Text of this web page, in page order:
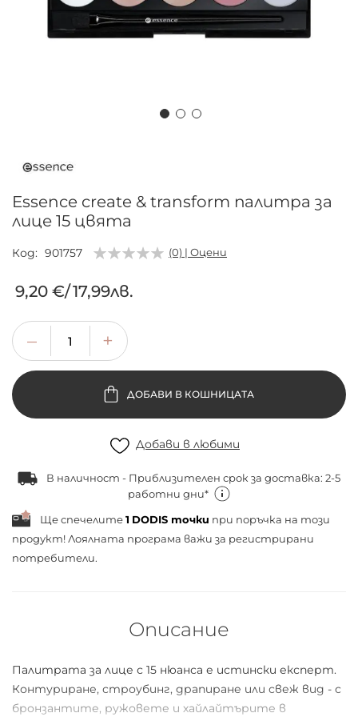
началото
галерия
със
снимки
Essence create & transform палитра за
лице 15 цвята
Код 901757 (0) | Оцени
9,20 €/17,99лв.
ДОБАВИ В КОШНИЦАТА
Добави в любими
В наличност - Приблизителен срок за доставка: 2-5
работни дни*
Ще спечелите1 DODIS точки при поръчка на този
продукт! Лоялната програма важи за регистрирани
потребители.
Описание
Палитрата за лице с 15 нюанса е истински експерт.
Контуриране, строубинг, драпиране или свеж вид - с
бронзантите, ружовете и хайлайтърите в